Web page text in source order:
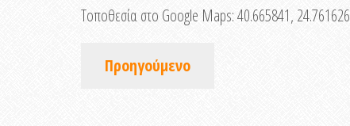
Τοποθεσία στο Google Maps:40.665841, 24.761626
Προηγούμενο